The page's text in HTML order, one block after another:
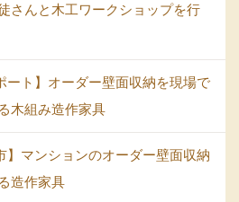
さんと木工ワークショップを行
ート】オーダー壁面収納を現場で
木組み造作家具
】マンションのオーダー壁面収納
造作家具